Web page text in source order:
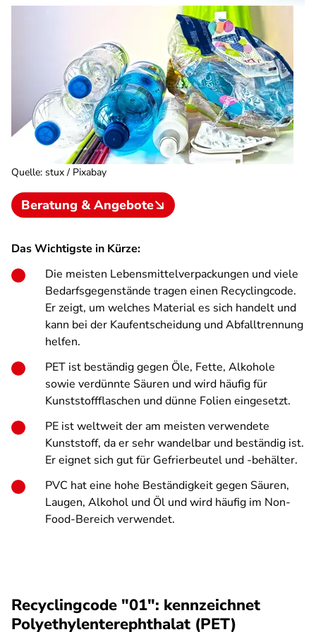
Quelle: stux / Pixabay
Beratung & Angebote
Das Wichtigste in Kürze:
Die meisten Lebensmittelverpackungen und viele
Bedarfsgegenstände tragen einen Recyclingcode.
Er zeigt, um welches Material es sich handelt und
kann bei der Kaufentscheidung und Abfalltrennung
helfen.
PET ist beständig gegen Öle, Fette, Alkohole
sowie verdünnte Säuren und wird häufig für
Kunststoffflaschen und dünne Folien eingesetzt.
PE ist weltweit der am meisten verwendete
Kunststoff, da er sehr wandelbar und beständig ist.
Er eignet sich gut für Gefrierbeutel und -behälter.
PVC hat eine hohe Beständigkeit gegen Säuren,
Laugen, Alkohol und Öl und wird häufig im Non-
Food-Bereich verwendet.
Recyclingcode "01": kennzeichnet
Polyethylenterephthalat (PET)